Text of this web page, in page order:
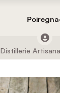
Distillerie